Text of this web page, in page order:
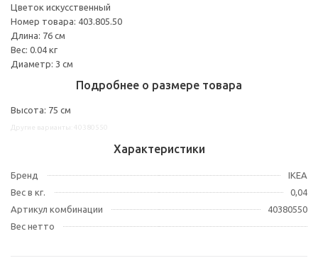
Цветок искусственный
Номер товара: 403.805.50
Длина: 76 см
Вес: 0.04 кг
Диаметр: 3 см
Подробнее о размере товара
Высота: 75 см
Характеристики
Бренд
IKEA
Вес в кг.
0,04
Артикул комбинации
40380550
Вес нетто